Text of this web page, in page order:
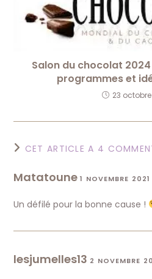
Salon du chocolat
programmes et
23
CET ARTICLE A 4
Matatoune 1 NOVEMBRE 2021
Un défilé pour la bonne cause !
lesjumelles13 2 NOVEMBRE